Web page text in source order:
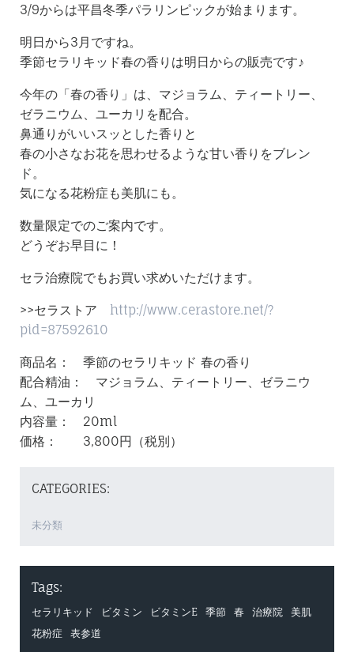
3/9からは平昌冬季パラリンピックが始まります。
明日から3月ですね。
季節セラリキッド春の香りは明日からの販売です♪
今年の「春の香り」は、マジョラム、ティートリー、
ゼラニウム、ユーカリを配合。
鼻通りがいいスッとした香りと
春の小さなお花を思わせるような甘い香りをブレン
ド。
気になる花粉症も美肌にも。
数量限定でのご案内です。
どうぞお早目に！
セラ治療院でもお買い求めいただけます。
>>セラストア http://www.cerastore.net/?
pid=87592610
商品名： 季節のセラリキッド 春の香り
配合精油： マジョラム、ティートリー、ゼラニウ
ム、ユーカリ
内容量： 20ml
価格： 3,800円（税別）
CATEGORIES:
未分類
Tags:
セラリキッド ビタミン ビタミンE 季節 春 治療院
美肌
花粉症
表参道